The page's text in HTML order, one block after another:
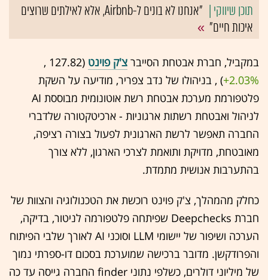
"אנחנו לא בונים ל-Airbnb, אלא לאילתים שרוצים
איכות חיים"
במקביל, חברת אבטחת הסייבר צ'ק פוינט (127.82 ,‎
+2.03%‏) , בניהולו של נדב צפריר, מודיעה על השקת
פלטפורמת מערכת אבטחת רשת אוטונומית מבוססת AI
לניהול ואבטחת רשתות ארגוניות - ארכיטקטורה שלדברי
החברה תאפשר לרשת הארגונית לפעול בצורה רציפה,
מאובטחת, מדויקת ותואמת לצרכי הארגון, ללא צורך
בהתערבות אנושית מתמדת.
כחלק מהמהלך, צ'ק פוינט רוכשת את הטכנולוגיה והצוות של
חברת Deepchecks שפיתחה פלטפורמה לניטור, בדיקה,
הערכה ושיפור של יישומי LLM וסוכני AI לאורך שלבי הפיתוח
והפרודקשן. מדובר ברכישה שמוערכת בסכום דו-ספרתי נמוך
של מיליוני דולרים, כשלפי נתוני finder החברה גייסה עד כה